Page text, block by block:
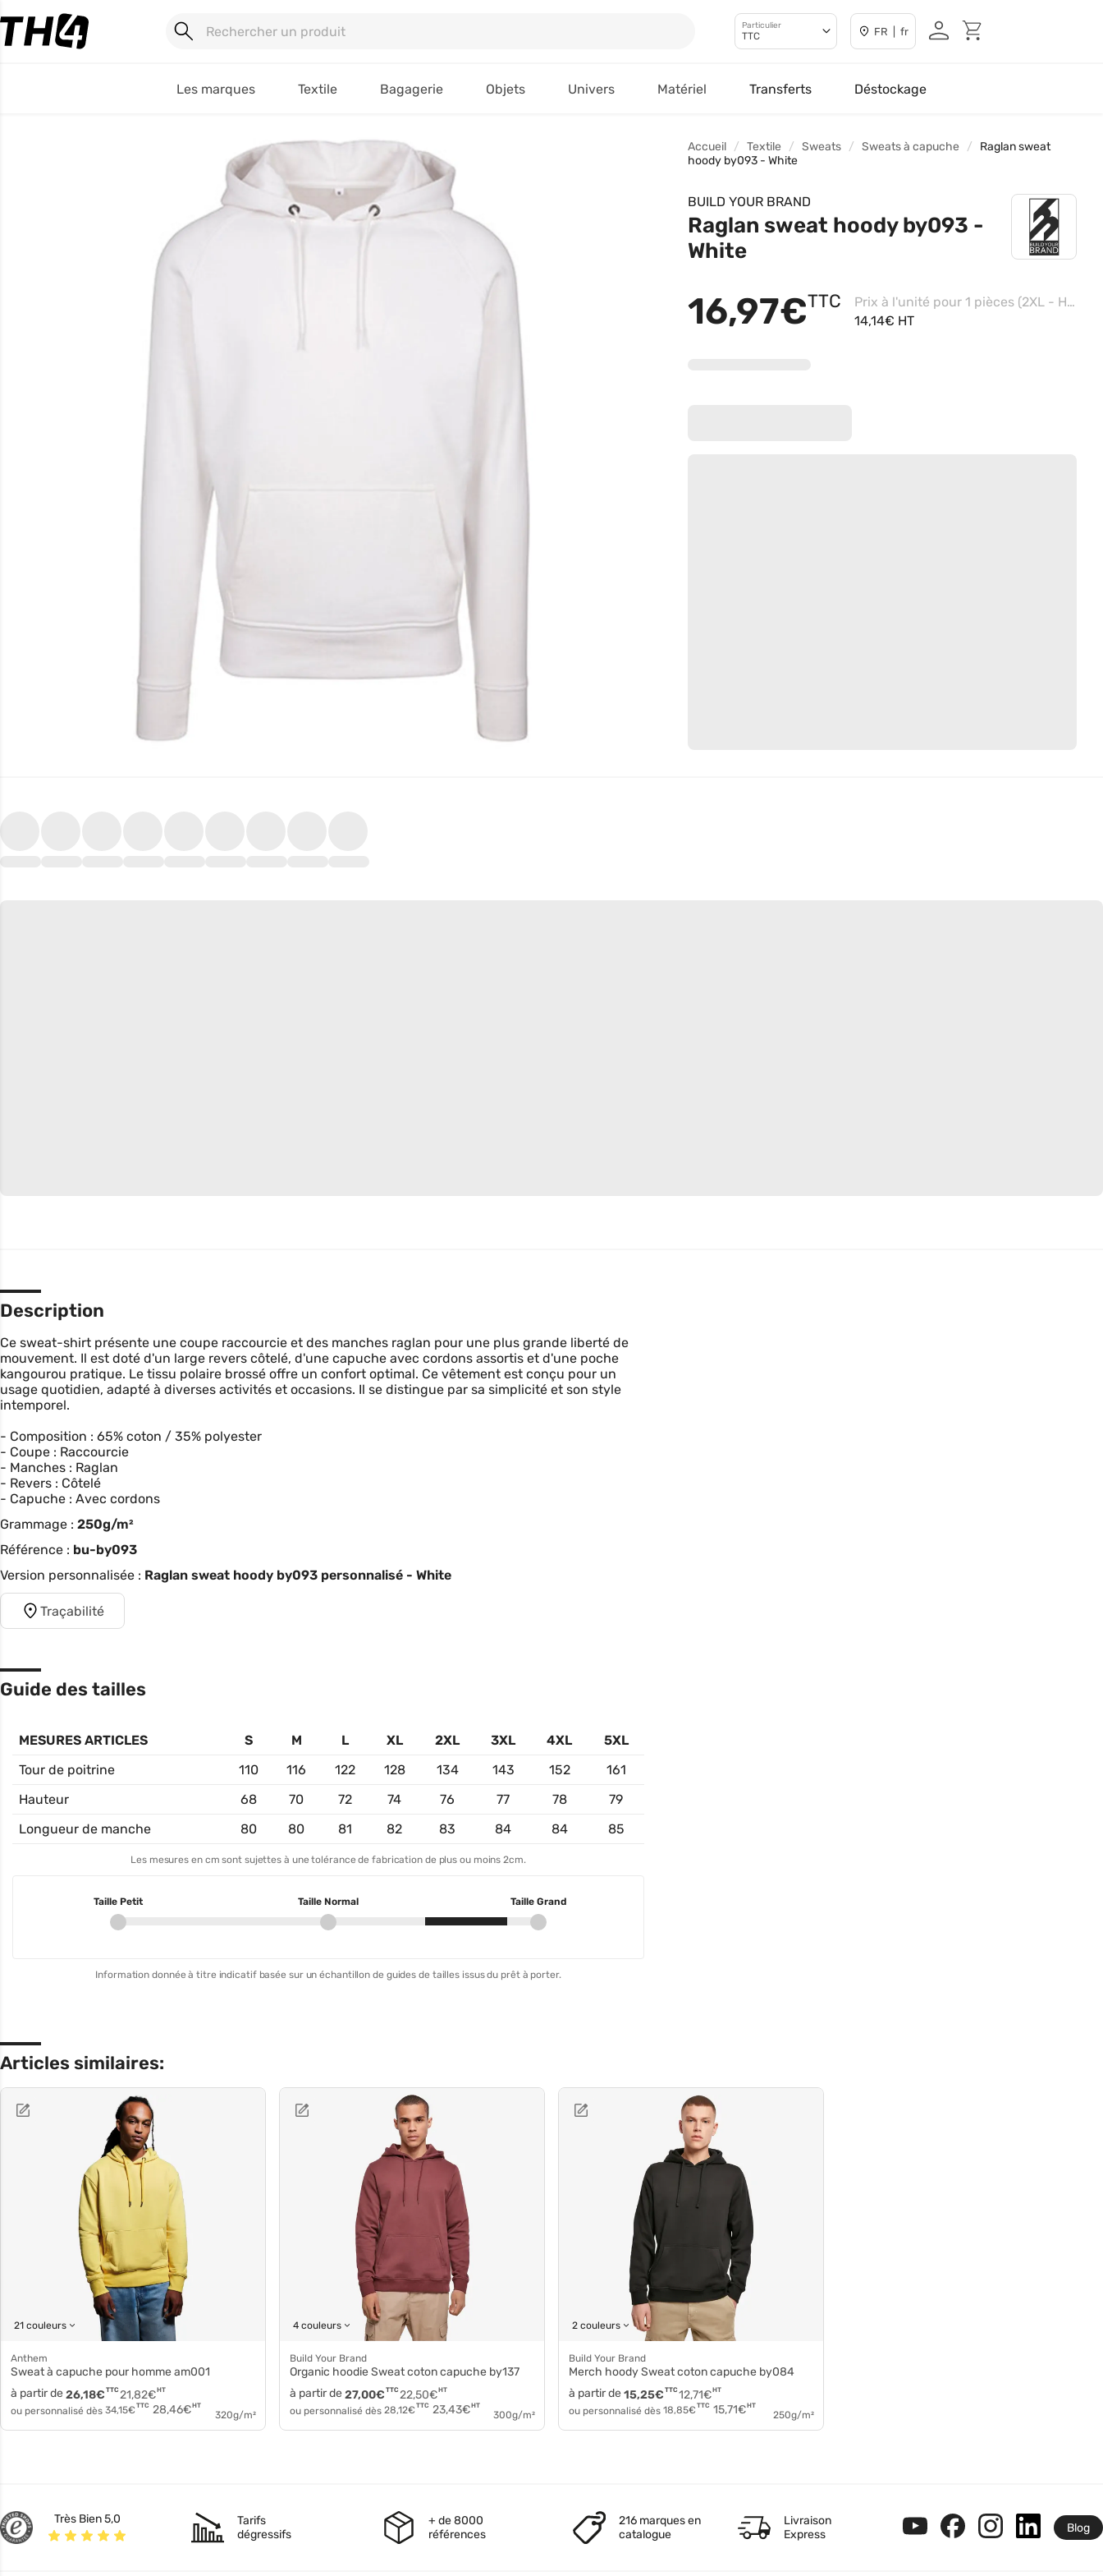
Particulier
TTC FR | fr
Les marques Textile Bagagerie Objets Univers Matériel Transferts Déstockage
Accueil Textile Sweats Sweats à capuche
Raglan sweat
hoody by093 - White
BUILD YOUR BRAND
Raglan sweat hoody by093 -
White
16,97€TTC
Prix à l'unité pour 1 pièces (2XL - Heather Grey)
14,14€ HT
Description
Ce sweat-shirt présente une coupe raccourcie et des manches raglan pour une plus grande liberté de
mouvement. Il est doté d'un large revers côtelé, d'une capuche avec cordons assortis et d'une poche
kangourou pratique. Le tissu polaire brossé offre un confort optimal. Ce vêtement est conçu pour un
usage quotidien, adapté à diverses activités et occasions. Il se distingue par sa simplicité et son style
intemporel.
- Composition : 65% coton / 35% polyester
- Coupe : Raccourcie
- Manches : Raglan
- Revers : Côtelé
- Capuche : Avec cordons
Grammage : 250g/m²
Référence : bu-by093
Version personnalisée : Raglan sweat hoody by093 personnalisé - White
Traçabilité
Guide des tailles
MESURES ARTICLES S M L XL 2XL 3XL 4XL
5XL
Tour de poitrine
110 116 122 128 134 143 152
161
Hauteur
68 70 72 74 76 77 78
79
Longueur de manche
80 80 81 82 83 84 84 85
Les mesures en cm sont sujettes à une tolérance de fabrication de plus ou moins 2cm.
Taille Petit Taille Normal Taille Grand
Information donnée à titre indicatif basée sur un échantillon de guides de tailles issus du prêt à porter.
Articles similaires:
21 couleurs
Anthem
Sweat à capuche pour homme am001
à partir de
21,82€HT
26,18€ TTC
ou personnalisé dès 34,15€ TTC 28,46€HT
320g/m²
4 couleurs
Build Your Brand
Organic hoodie Sweat coton capuche by137
à partir de
22,50€HT
27,00€ TTC
ou personnalisé dès 28,12€ TTC 23,43€HT
300g/m²
2 couleurs
Build Your Brand
Merch hoody Sweat coton capuche by084
à partir de
12,71€HT
15,25€ TTC
ou personnalisé dès 18,85€ TTC 15,71€HT
250g/m²
Très Bien 5,0
Tarifs
dégressifs
+ de 8000
références
216 marques en
catalogue
Livraison
Express
Blog